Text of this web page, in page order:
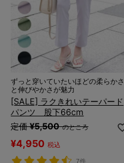
ずっと穿いていたいほどの柔らかさ
と伸びやかさが魅力
[SALE] ラクきれいテーパード
パンツ 股下66cm
定価 ¥5,500 のところ
¥4,950 税込
7件